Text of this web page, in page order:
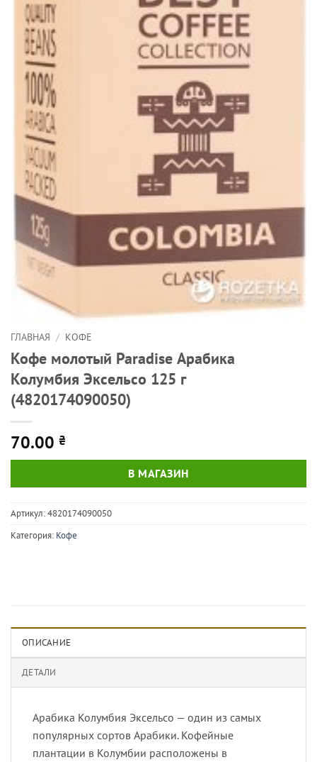
ГЛАВНАЯ / КОФЕ
Кофе молотый Paradise Арабика
Колумбия Эксельсо 125 г
(4820174090050)
70.00 ₴
В МАГАЗИН
Артикул:4820174090050
Категория: Кофе
ОПИСАНИЕ
ДЕТАЛИ
Арабика Колумбия Эксельсо — один из самых
популярных сортов Арабики. Кофейные
плантации в Колумбии расположены в